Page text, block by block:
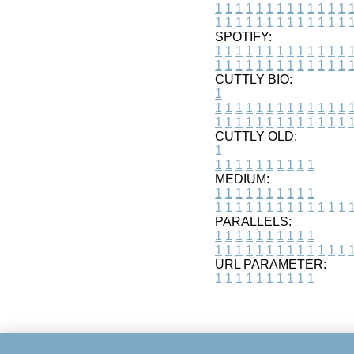
1 1 1 1 1 1 1 1 1 1 1 1 1 1
1 1 1 1 1 1 1 1 1 1 1 1 1 1
SPOTIFY:
1 1 1 1 1 1 1 1 1 1 1 1 1 1
1 1 1 1 1 1 1 1 1 1 1 1 1 1
CUTTLY BIO:
1
1 1 1 1 1 1 1 1 1 1 1 1 1 1
1 1 1 1 1 1 1 1 1 1 1 1 1 1
CUTTLY OLD:
1
1 1 1 1 1 1 1 1 1 1
MEDIUM:
1 1 1 1 1 1 1 1 1 1
1 1 1 1 1 1 1 1 1 1 1 1 1 1
PARALLELS:
1 1 1 1 1 1 1 1 1 1
1 1 1 1 1 1 1 1 1 1 1 1 1 1
URL PARAMETER:
1 1 1 1 1 1 1 1 1 1